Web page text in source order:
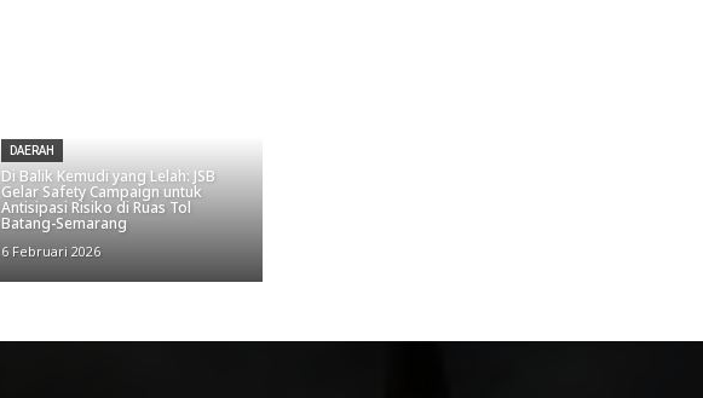
DAERAH
Di Balik Kemudi yang Lelah: JSB
Gelar Safety Campaign untuk
Antisipasi Risiko di Ruas Tol
Batang-Semarang
6 Februari 2026